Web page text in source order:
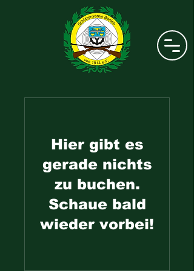
Hier gibt es
gerade nichts
zu buchen.
Schaue bald
wieder vorbei!